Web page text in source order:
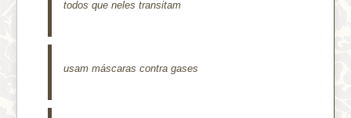
todos que neles transitam
usam máscaras contra gases